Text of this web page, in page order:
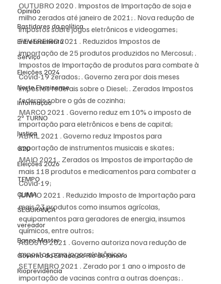
Opinião
Bastidores da política
Entretenimento
Serviço
Eleições 2024
Norte Fluminense
Informação
2º TURNO
Justiça
G20
Eleições 2026
TEMPO
CLIMA
SEGURANÇA
vereador
Banco Master
Governo do Estado do Rio de Janeiro
Rioprevidência
OUTUBRO 2020 . Impostos de Importação de soja e
milho zerados até janeiro de 2021; . Nova redução de
impostos sobre jogos eletrônicos e videogames;
FEVEREIRO 2021 . Reduzidos Impostos de
importação de 25 produtos produzidos no Mercosul; .
Impostos de Importação de produtos para combate à
Covid-19 zerados; . Governo zera por dois meses
impostos federais sobre o Diesel; . Zerados Impostos
federais sobre o gás de cozinha;
MARCO 2021 . Governo reduz em 10% o imposto de
importação para eletrônicos e bens de capital;
ABRIL 2021 . Governo reduz Impostos para
importação de instrumentos musicais e skates;
MAIO 2021 . Zerados os Impostos de importação de
mais 118 produtos e medicamentos para combater a
Covid-19;
JUNHO 2021 . Reduzido Imposto de Importação para
mais 23 produtos como insumos agrícolas,
equipamentos para geradores de energia, insumos
químicos, entre outros;
AGOSTO 2021 . Governo autoriza nova redução de
impostos para jogos eletrônicos;
SETEMBRO 2021 . Zerado por 1 ano o imposto de
importação de vacinas contra a outras doenças; .